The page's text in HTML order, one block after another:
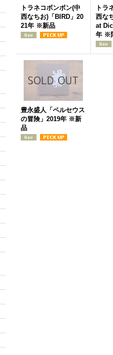
トラネコボンボン(中
西なちお)「BIRD」20
21年 ※新品
トラ
西な
at
年 ※
豊永盛人「ペルセウス
の冒険」2019年 ※新
品